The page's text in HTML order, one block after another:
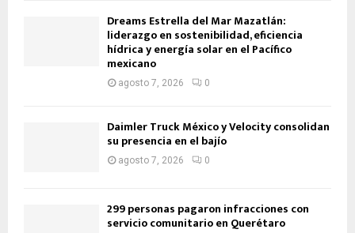
Dreams Estrella del Mar Mazatlán:
liderazgo en sostenibilidad, eficiencia
hídrica y energía solar en el Pacífico
mexicano
agosto 7, 2026 0
Daimler Truck México y Velocity consolidan
su presencia en el bajío
agosto 7, 2026 0
299 personas pagaron infracciones con
servicio comunitario en Querétaro